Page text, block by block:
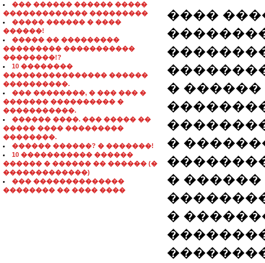
��� ������ ������ �����
������������� ���������
����� ������ � ����
������!
����� �� ���������
��������� �����������
��������!?
10 ��������
���������������� ������
����������.
��� ��������, � ��� ��� �
������� ���������� �
�����������.
������ ����. ��� ����� ��
����� ���� ���������
��������.
������ ������? � �������!
10 ����������� ������
������ � ������ �� ������ (�
�������������)
��� ��������������
�������� �� ���� ����
����
�
�
�
�